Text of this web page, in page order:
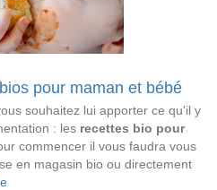
pour maman et bébé
souhaitez lui apporter ce qu'il y
: les recettes bio pour
commencer il vous faudra vous
en magasin bio ou directement